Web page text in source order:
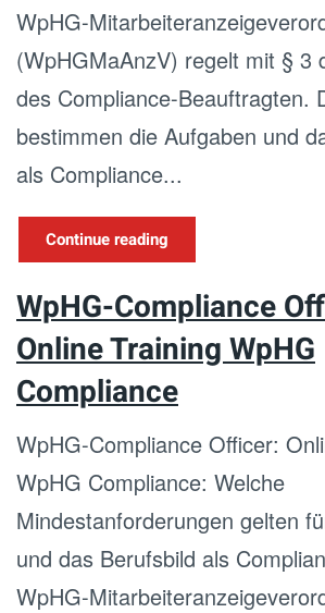
WpHG-
(WpHGMaAnzV) regelt mit § 3
des Compliance-Beauftragten.
bestimmen die Aufgaben und
als Compliance...
Continue reading
WpHG-Compliance
Online Training WpHG
Compliance
WpHG-Compliance Officer:
WpHG Compliance: Welche
Mindestanforderungen gelten
und das Berufsbild als
WpHG-